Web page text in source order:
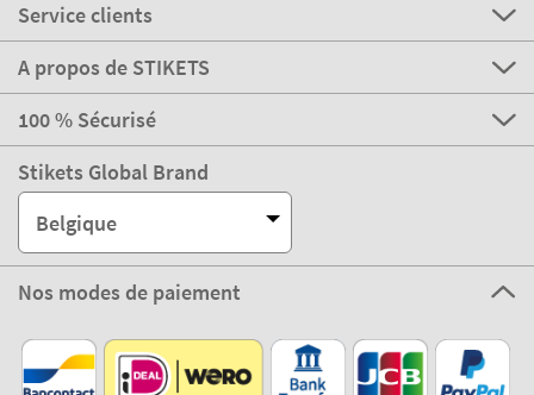
Service clients
A propos de STIKETS
100 % Sécurisé
Stikets Global Brand
Belgique
Nos modes de paiement